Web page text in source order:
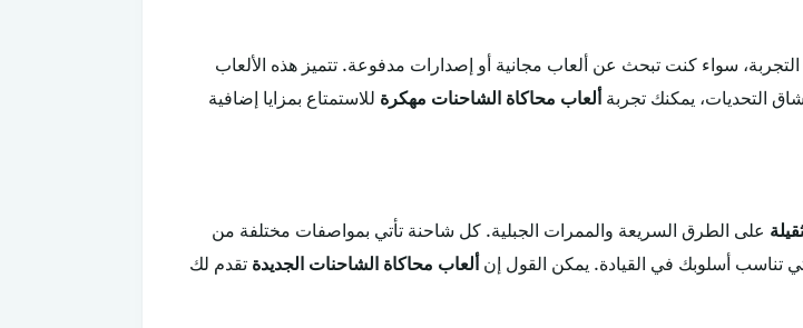
سواء كنت تبحث عن ألعاب مجانية أو إصدارات مدفوعة. تتميز هذه الألعاب
التحديات، يمكنك تجربة ألعاب محاكاة الشاحنات مهكرة للاستمتاع بمزايا إضافية
على الطرق السريعة والممرات الجبلية. كل شاحنة تأتي بمواصفات مختلفة من
تناسب أسلوبك في القيادة. يمكن القول إن ألعاب محاكاة الشاحنات الجديدة تقدم لك